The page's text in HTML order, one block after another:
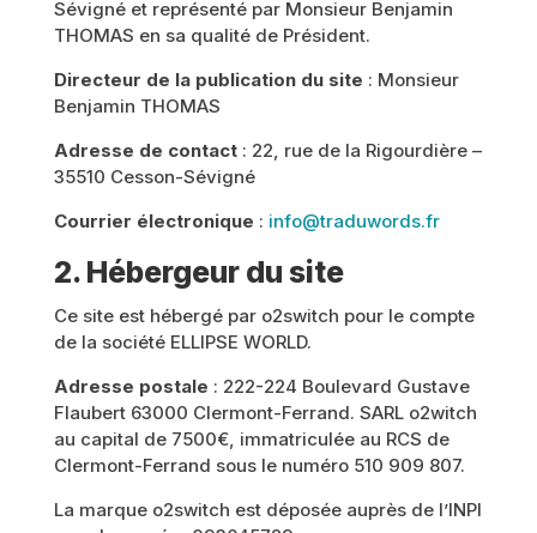
Sévigné et représenté par Monsieur Benjamin
THOMAS en sa qualité de Président.
Directeur de la publication du site : Monsieur
Benjamin THOMAS
Adresse de contact: 22, rue de la Rigourdière –
35510 Cesson-Sévigné
Courrier électronique : info@traduwords.fr
2. Hébergeur du site
Ce site est hébergé par o2switch pour le compte
de la société ELLIPSE WORLD.
Adresse postale : 222-224 Boulevard Gustave
Flaubert 63000 Clermont-Ferrand. SARL o2witch
au capital de 7500€, immatriculée au RCS de
Clermont-Ferrand sous le numéro 510 909 807.
La marque o2switch est déposée auprès de l’INPI